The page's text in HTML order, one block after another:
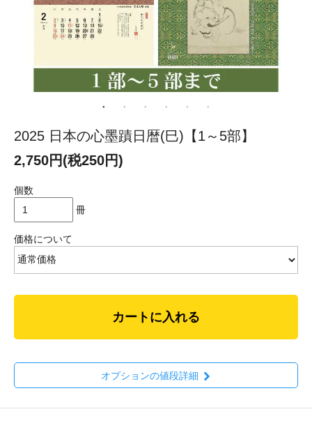
2025 日本の心墨蹟日暦(巳)【1～5部】
2,750円(税250円)
個数
冊
価格について
カートに入れる
オプションの値段詳細